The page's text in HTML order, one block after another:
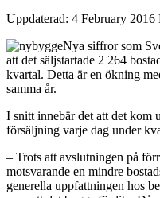
Uppdaterad: 4 February 2016
Nya siffror som
att det säljstartade 2 264
kvartal. Detta är en ökning
samma år.
I snitt innebär det att det kom
försäljning varje dag under
– Trots att avslutningen på
motsvarande en mindre
generella uppfattningen hos